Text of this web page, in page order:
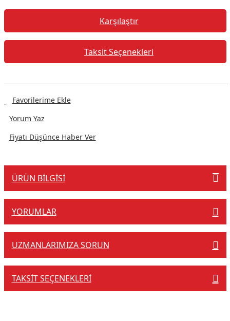
Karşılaştır
Taksit Seçenekleri
Yorum Yaz
Fiyatı Düşünce Haber Ver
ÜRÜN BILGISI
YORUMLAR
UZMANLARIMIZA SORUN
TAKSIT SEÇENEKLERI